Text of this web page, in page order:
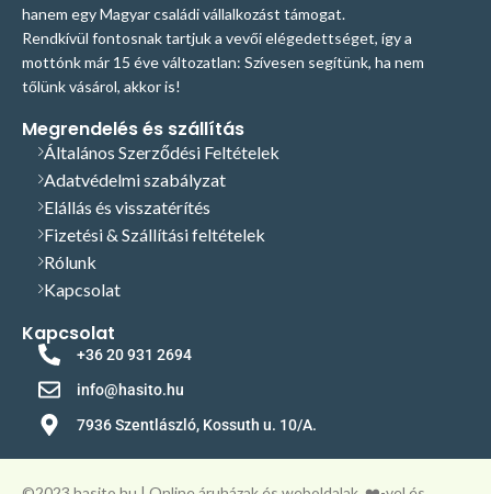
hanem egy Magyar családi vállalkozást támogat.
Rendkívül fontosnak tartjuk a vevői elégedettséget, így a
mottónk már 15 éve változatlan: Szívesen segítünk, ha nem
tőlünk vásárol, akkor is!
Megrendelés és szállítás
Általános Szerződési Feltételek
Adatvédelmi szabályzat
Elállás és visszatérítés
Fizetési & Szállítási feltételek
Rólunk
Kapcsolat
Kapcsolat
+36 20 931 2694
info@hasito.hu
7936 Szentlászló, Kossuth u. 10/A.